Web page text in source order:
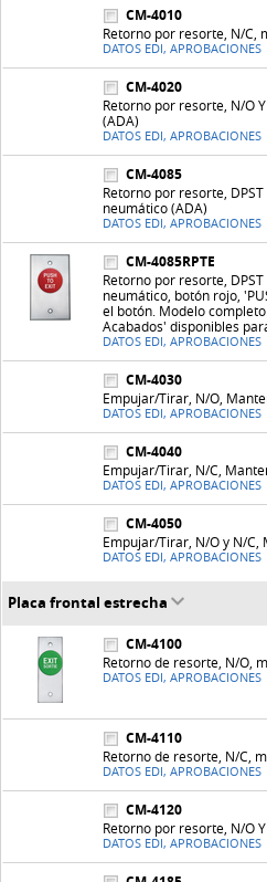
CM-4010
Retorno por resorte, N/C,
DATOS EDI, APROBACIONES
CM-4020
Retorno por resorte, N/O
(ADA)
DATOS EDI, APROBACIONES
CM-4085
Retorno por resorte,
neumático (ADA)
DATOS EDI, APROBACIONES
CM-4085RPTE
Retorno por resorte,
neumático, botón rojo,
el botón. Modelo
Acabados' disponibles
DATOS EDI, APROBACIONES
CM-4030
Empujar/Tirar, N/O,
DATOS EDI, APROBACIONES
CM-4040
Empujar/Tirar, N/C,
DATOS EDI, APROBACIONES
CM-4050
Empujar/Tirar, N/O y N/C,
DATOS EDI, APROBACIONES
Placa frontal estrecha
CM-4100
Retorno de resorte, N/O,
DATOS EDI, APROBACIONES
CM-4110
Retorno de resorte, N/C,
DATOS EDI, APROBACIONES
CM-4120
Retorno por resorte, N/O
DATOS EDI, APROBACIONES